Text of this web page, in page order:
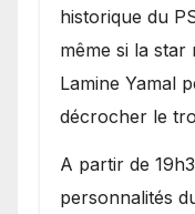
historique du
même si la star
Lamine Yamal
décrocher le
A partir de
personnalités